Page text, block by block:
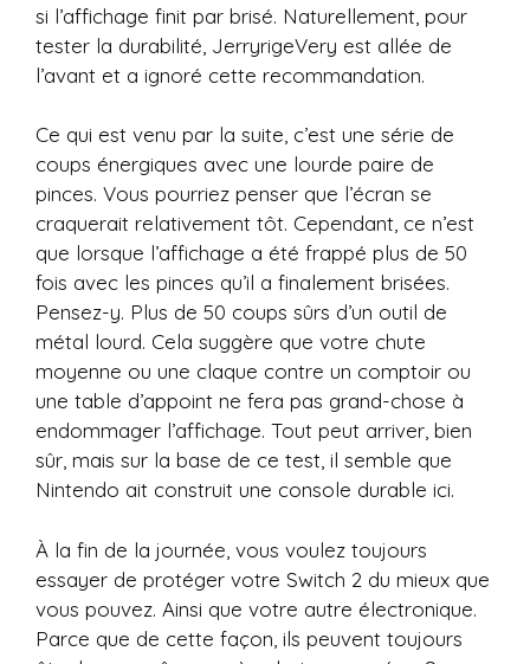
si l’affichage finit par brisé. Naturellement, pour
tester la durabilité, JerryrigeVery est allée de
l’avant et a ignoré cette recommandation.
Ce qui est venu par la suite, c’est une série de
coups énergiques avec une lourde paire de
pinces. Vous pourriez penser que l’écran se
craquerait relativement tôt. Cependant, ce n’est
que lorsque l’affichage a été frappé plus de 50
fois avec les pinces qu’il a finalement brisées.
Pensez-y. Plus de 50 coups sûrs d’un outil de
métal lourd. Cela suggère que votre chute
moyenne ou une claque contre un comptoir ou
une table d’appoint ne fera pas grand-chose à
endommager l’affichage. Tout peut arriver, bien
sûr, mais sur la base de ce test, il semble que
Nintendo ait construit une console durable ici.
À la fin de la journée, vous voulez toujours
essayer de protéger votre Switch 2 du mieux que
vous pouvez. Ainsi que votre autre électronique.
Parce que de cette façon, ils peuvent toujours